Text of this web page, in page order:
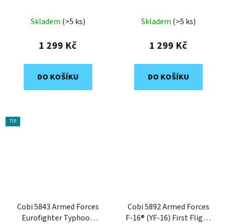
Skladem (>5 ks)
1 299 Kč
DO KOŠÍKU
Skladem (>5 ks)
1 299 Kč
DO KOŠÍKU
TIP
Cobi 5843 Armed Forces
Eurofighter Typhoon
Cobi 5892 Armed Forces
F-16® (YF-16) First Flight